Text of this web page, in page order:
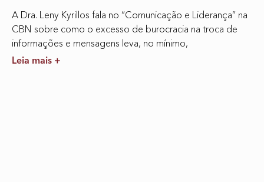
A Dra. Leny Kyrillos fala no “Comunicação e Liderança” na
CBN sobre como o excesso de burocracia na troca de
informações e mensagens leva, no mínimo,
Leia mais +